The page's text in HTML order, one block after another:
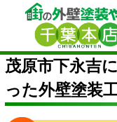
HOME 施工事例
使った外壁塗装工事
茂原市下永吉
った外壁塗装